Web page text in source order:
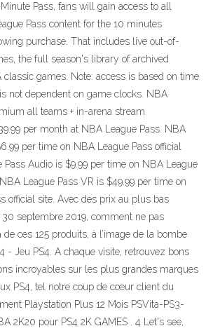
Pass, fans will gain access to all
Pass content for the 10 minutes
purchase. That includes live out-of-
the full season's library of archived
games. Note: access is based on time
not dependent on game clocks. NBA
all teams + in-arena stream
per month at NBA League Pass. NBA
per time on NBA League Pass official
Pass Audio is $9.99 per time on NBA League
League Pass VR is $49.99 per time on
official site. Avec des prix au plus bas
30 septembre 2019, comment ne pas
ces 125 produits, à l’image de la bombe
- Jeu PS4. A chaque visite, retrouvez bons
incroyables sur les plus grandes marques
PS4, tel notre coup de cœur client du
Playstation Plus 12 Mois PSVita-PS3-
2K20 pour PS4 2K GAMES . 4 Let's see,